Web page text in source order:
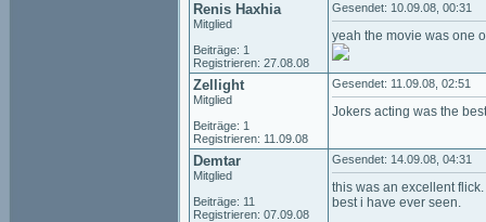
Renis Haxhia
Mitglied
Beiträge: 1
Registrieren: 27.08.08
Gesendet: 10.09.08, 00:31
yeah the movie was one
Zellight
Mitglied
Beiträge: 1
Registrieren: 11.09.08
Gesendet: 11.09.08, 02:51
Jokers acting was the
Demtar
Mitglied
Beiträge: 11
Registrieren: 07.09.08
Gesendet: 14.09.08, 04:31
this was an excellent
best i have ever seen.